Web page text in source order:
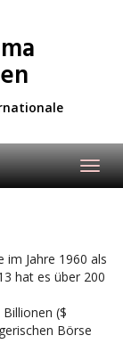
im Jahre 1960 als
hat es über 200
($
Börse